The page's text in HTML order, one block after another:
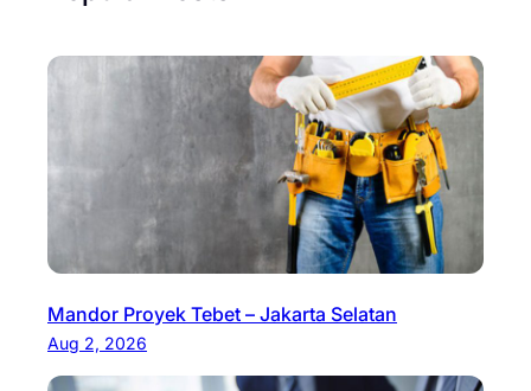
Mandor Proyek Tebet – Jakarta Selatan
Aug 2, 2026